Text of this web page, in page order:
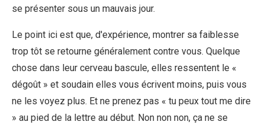
se présenter sous un mauvais jour.
Le point ici est que, d'expérience, montrer sa faiblesse
trop tôt se retourne généralement contre vous. Quelque
chose dans leur cerveau bascule, elles ressentent le «
dégoût » et soudain elles vous écrivent moins, puis vous
ne les voyez plus. Et ne prenez pas « tu peux tout me dire
» au pied de la lettre au début. Non non non, ça ne se